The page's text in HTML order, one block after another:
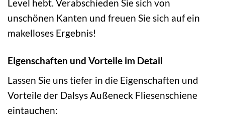
Level hebt. Verabschieden Sie sich von
unschönen Kanten und freuen Sie sich auf ein
makelloses Ergebnis!
Eigenschaften und Vorteile im Detail
Lassen Sie uns tiefer in die Eigenschaften und
Vorteile der Dalsys Außeneck Fliesenschiene
eintauchen: